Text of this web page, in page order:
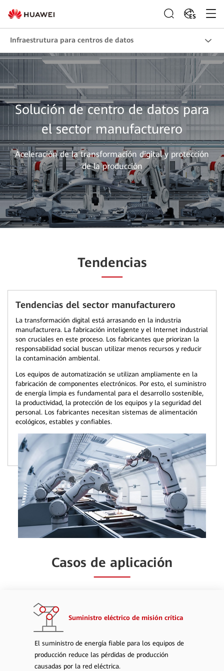
ES
Infraestrutura para centros de datos
Solución de centro de datos para
el sector manufacturero
Aceleración de la transformación digital y protección
de la producción
Tendencias
Tendencias del sector manufacturero
La transformación digital está arrasando en la industria
manufacturera. La fabricación inteligente y el Internet industrial
son cruciales en este proceso. Los fabricantes que priorizan la
responsabilidad social buscan utilizar menos recursos y reducir
la contaminación ambiental.
Los equipos de automatización se utilizan ampliamente en la
fabricación de componentes electrónicos. Por esto, el suministro
de energía limpia es fundamental para el desarrollo sostenible,
la productividad, la protección de los equipos y la seguridad del
personal. Los fabricantes necesitan sistemas de alimentación
ecológicos, estables y confiables.
Casos de aplicación
Suministro eléctrico de misión crítica
El suministro de energía fiable para los equipos de
producción reduce las pérdidas de producción
causadas por la red eléctrica.